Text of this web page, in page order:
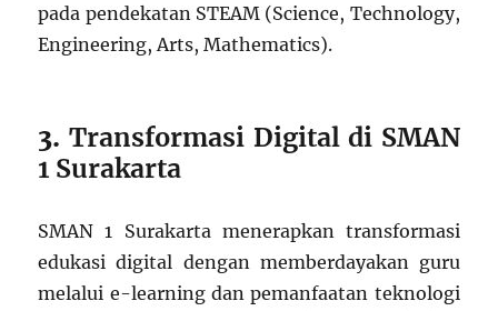
pada pendekatan STEAM (Science, Technology,
Engineering, Arts, Mathematics).
3. Transformasi Digital di SMAN
1 Surakarta
SMAN 1 Surakarta menerapkan transformasi
edukasi digital dengan memberdayakan guru
melalui e-learning dan pemanfaatan teknologi